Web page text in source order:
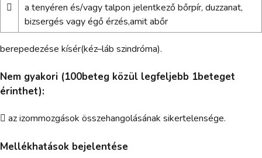

a tenyéren és/vagy talpon jelentkező bőrpír, duzzanat,
bizsergés vagy égő érzés,amit abőr
berepedezése kísér(kéz–láb szindróma).
Nem gyakori (100beteg közül legfeljebb 1beteget
érinthet):
 az izommozgások összehangolásának sikertelensége.
Mellékhatások bejelentése